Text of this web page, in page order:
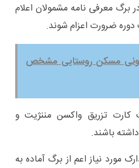
معرفی نامه مشمولان اعلام
ضرورت اعزام شوند.
وام ۳۵۰ میلیونی مسکن روستایی مشخص
کارت تزریق واکسن مننژیت و
داشته باشند.
نیاز اعم از برگ آماده به